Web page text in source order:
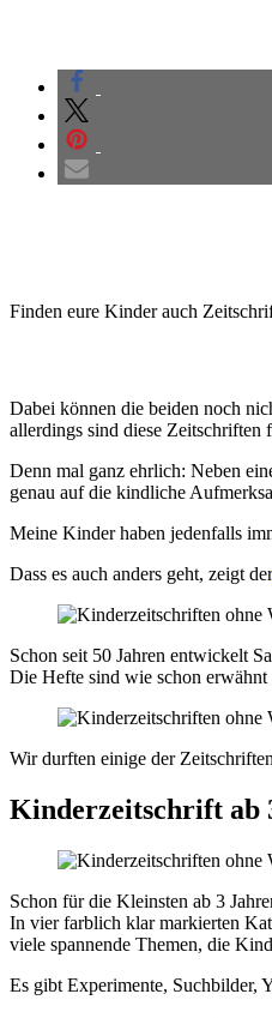
Finden eure Kinder auch
Dabei können die beiden noch
allerdings sind diese
Denn mal ganz ehrlich: Neben
genau auf die kindliche
Meine Kinder haben jedenfalls
Dass es auch anders geht, zeigt
Schon seit 50 Jahren entwickelt
Die Hefte sind wie schon
Wir durften einige der
Kinderzeitschrift ab
Schon für die Kleinsten ab 3
In vier farblich klar markierten
viele spannende Themen, die
Es gibt Experimente, Suchbilder,